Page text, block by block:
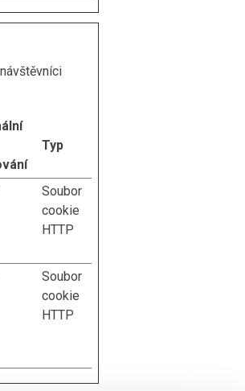
Typ
Soubor
cookie
HTTP
Soubor
cookie
HTTP